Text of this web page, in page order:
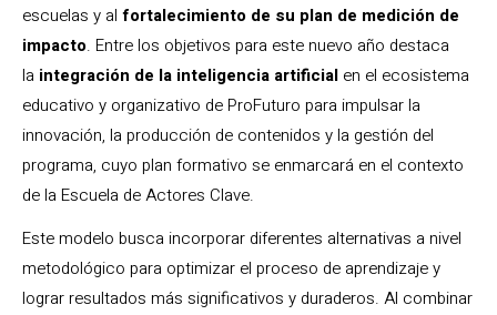
escuelas y al fortalecimiento de su plan de medición de
impacto. Entre los objetivos para este nuevo año destaca
la integración de la inteligencia artificial en el ecosistema
educativo y organizativo de ProFuturo para impulsar la
innovación, la producción de contenidos y la gestión del
programa​, cuyo plan formativo se enmarcará en el contexto
de la Escuela de Actores Clave.
Este modelo busca incorporar diferentes alternativas a nivel
metodológico para optimizar el proceso de aprendizaje y
lograr resultados más significativos y duraderos. Al combinar